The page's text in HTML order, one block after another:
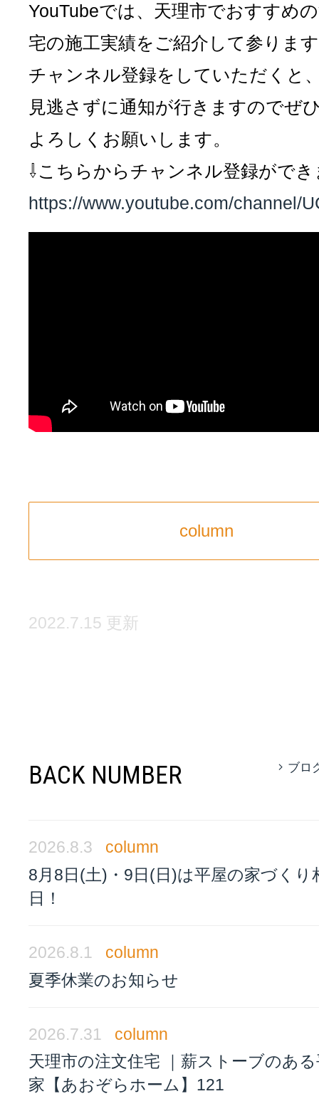
YouTubeでは、天理市でおすすめ
宅の施工実績をご紹介して参りま
チャンネル登録をしていただくと
見逃さずに通知が行きますのでぜ
よろしくお願いします。
⇩こちらからチャンネル登録ができ
https://www.youtube.com/channel/
column
2022.7.15 更新
BACK NUMBER ブロ
2026.8.3
column
8月8日(土)・9日(日)は平屋の家づくり
日！
2026.8.1
column
夏季休業のお知らせ
2026.7.31
column
天理市の注文住宅 ｜薪ストーブのあ
家【あおぞらホーム】121